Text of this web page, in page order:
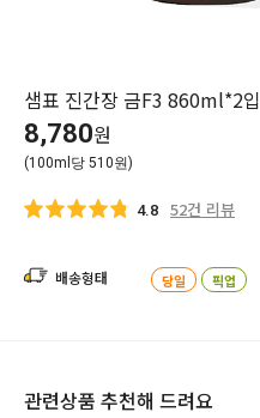
샘표 진간장 금F3 860ml*2입
8,780원
(100ml당 510원)
4.8 52건 리뷰
배송형태 당일 픽업
관련상품 추천해 드려요